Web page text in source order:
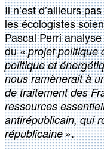
Il n’est d’ailleurs
les écologistes
Pascal Perri
du «projet politique
politique et
nous ramènerait à
de traitement des
ressources
antirépublicain, qui
républicaine».